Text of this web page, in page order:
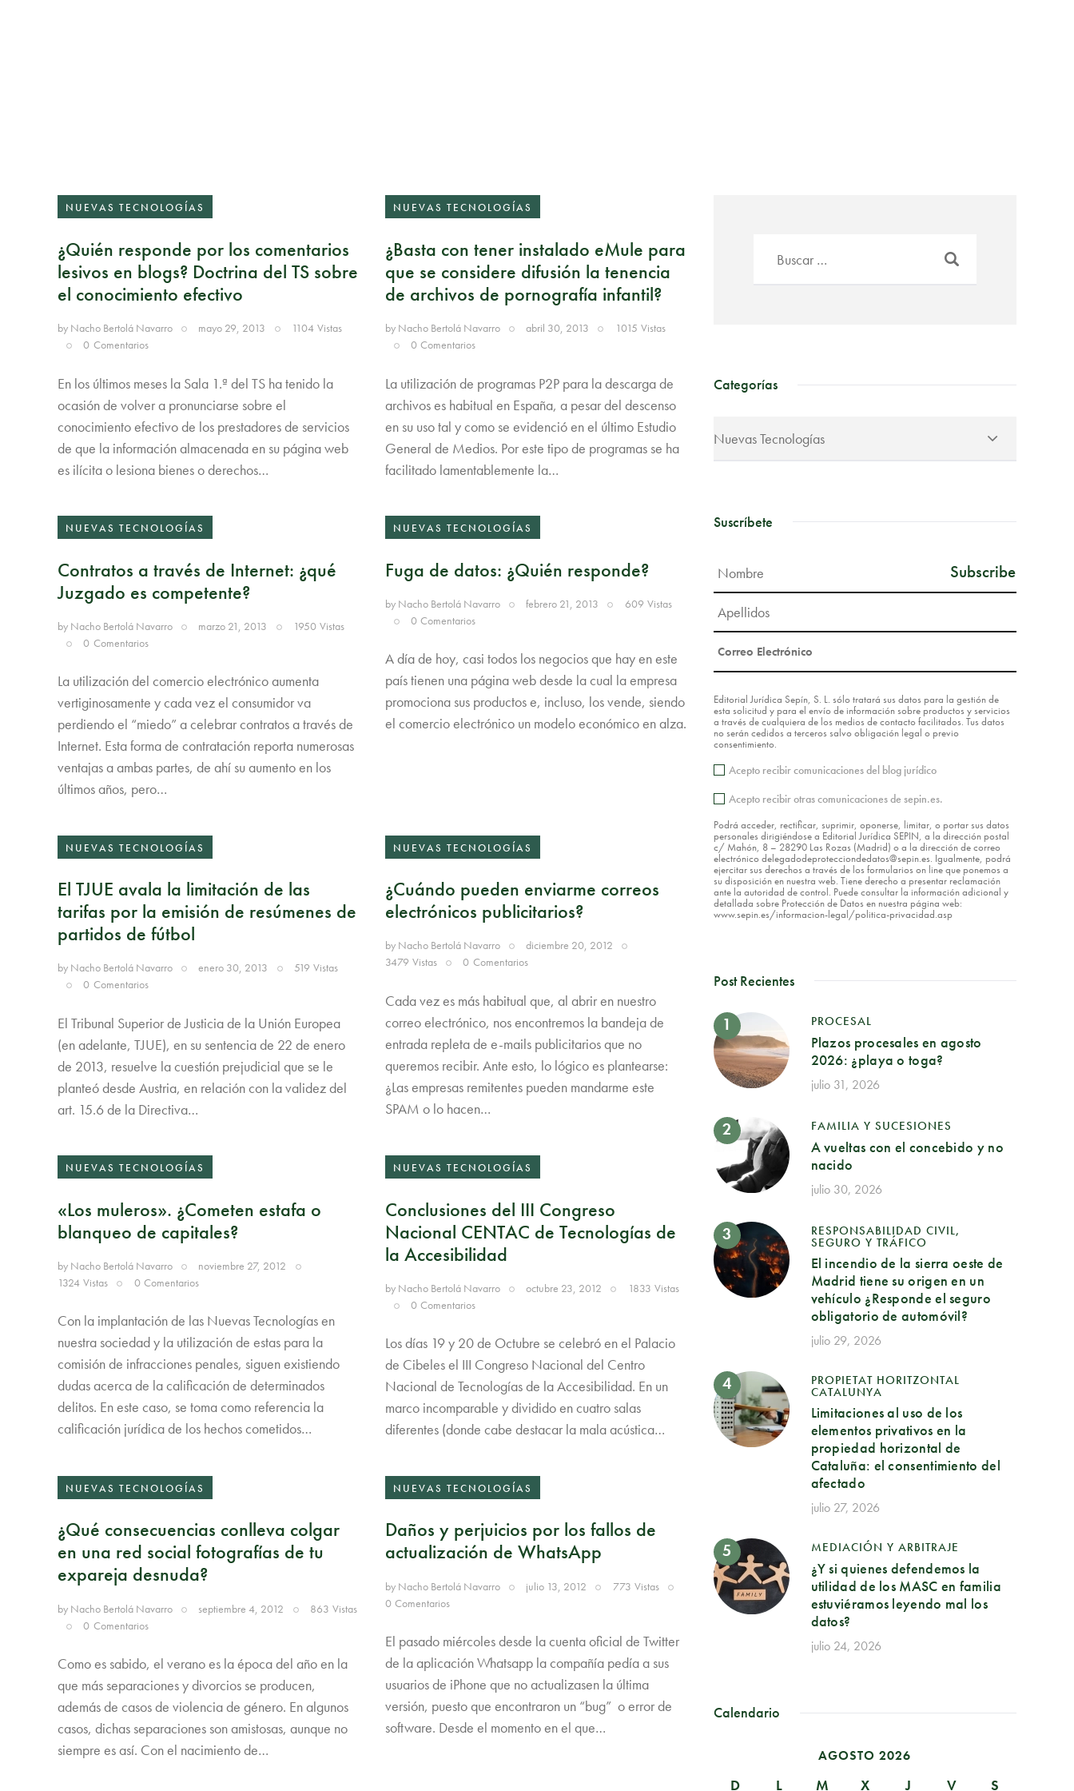
NUEVAS TECNOLOGÍAS
¿Quién responde por los comentarios
lesivos en blogs? Doctrina del TS sobre
el conocimiento efectivo
by Nacho Bertolá Navarro mayo 29, 2013 1104 Vistas
0 Comentarios
En los últimos meses la Sala 1.ª del TS ha tenido la
ocasión de volver a pronunciarse sobre el
conocimiento efectivo de los prestadores de servicios
de que la información almacenada en su página web
es ilícita o lesiona bienes o derechos…
NUEVAS TECNOLOGÍAS
¿Basta con tener instalado eMule para
que se considere difusión la tenencia
de archivos de pornografía infantil?
by Nacho Bertolá Navarro abril 30, 2013 1015 Vistas
0 Comentarios
La utilización de programas P2P para la descarga de
archivos es habitual en España, a pesar del descenso
en su uso tal y como se evidenció en el último Estudio
General de Medios. Por este tipo de programas se ha
facilitado lamentablemente la…
NUEVAS TECNOLOGÍAS
Contratos a través de Internet: ¿qué
Juzgado es competente?
by Nacho Bertolá Navarro marzo 21, 2013 1950 Vistas
0 Comentarios
La utilización del comercio electrónico aumenta
vertiginosamente y cada vez el consumidor va
perdiendo el “miedo” a celebrar contratos a través de
Internet. Esta forma de contratación reporta numerosas
ventajas a ambas partes, de ahí su aumento en los
últimos años, pero…
NUEVAS TECNOLOGÍAS
Fuga de datos: ¿Quién responde?
by Nacho Bertolá Navarro febrero 21, 2013 609 Vistas
0 Comentarios
A día de hoy, casi todos los negocios que hay en este
país tienen una página web desde la cual la empresa
promociona sus productos e, incluso, los vende, siendo
el comercio electrónico un modelo económico en alza.
NUEVAS TECNOLOGÍAS
El TJUE avala la limitación de las
tarifas por la emisión de resúmenes de
partidos de fútbol
by Nacho Bertolá Navarro enero 30, 2013 519 Vistas
0 Comentarios
El Tribunal Superior de Justicia de la Unión Europea
(en adelante, TJUE), en su sentencia de 22 de enero
de 2013, resuelve la cuestión prejudicial que se le
planteó desde Austria, en relación con la validez del
art. 15.6 de la Directiva…
NUEVAS TECNOLOGÍAS
¿Cuándo pueden enviarme correos
electrónicos publicitarios?
by Nacho Bertolá Navarro
diciembre 20, 2012
3479 Vistas 0 Comentarios
Cada vez es más habitual que, al abrir en nuestro
correo electrónico, nos encontremos la bandeja de
entrada repleta de e-mails publicitarios que no
queremos recibir. Ante esto, lo lógico es plantearse:
¿Las empresas remitentes pueden mandarme este
SPAM o lo hacen…
NUEVAS TECNOLOGÍAS
«Los muleros». ¿Cometen estafa o
blanqueo de capitales?
by Nacho Bertolá Navarro
noviembre 27, 2012
1324 Vistas 0 Comentarios
Con la implantación de las Nuevas Tecnologías en
nuestra sociedad y la utilización de estas para la
comisión de infracciones penales, siguen existiendo
dudas acerca de la calificación de determinados
delitos. En este caso, se toma como referencia la
calificación jurídica de los hechos cometidos…
NUEVAS TECNOLOGÍAS
Conclusiones del III Congreso
Nacional CENTAC de Tecnologías de
la Accesibilidad
by Nacho Bertolá Navarro octubre 23, 2012 1833 Vistas
0 Comentarios
Los días 19 y 20 de Octubre se celebró en el Palacio
de Cibeles el III Congreso Nacional del Centro
Nacional de Tecnologías de la Accesibilidad. En un
marco incomparable y dividido en cuatro salas
diferentes (donde cabe destacar la mala acústica…
NUEVAS TECNOLOGÍAS
¿Qué consecuencias conlleva colgar
en una red social fotografías de tu
expareja desnuda?
by Nacho Bertolá Navarro septiembre 4, 2012 863 Vistas
0 Comentarios
Como es sabido, el verano es la época del año en la
que más separaciones y divorcios se producen,
además de casos de violencia de género. En algunos
casos, dichas separaciones son amistosas, aunque no
siempre es así. Con el nacimiento de…
NUEVAS TECNOLOGÍAS
Daños y perjuicios por los fallos de
actualización de WhatsApp
by Nacho Bertolá Navarro julio 13, 2012 773 Vistas
0 Comentarios
El pasado miércoles desde la cuenta oficial de Twitter
de la aplicación Whatsapp la compañía pedía a sus
usuarios de iPhone que no actualizasen la última
versión, puesto que encontraron un “bug” o error de
software. Desde el momento en el que…
Categorías
Suscríbete
Editorial Jurídica Sepín, S. L. sólo tratará sus datos para la gestión de
esta solicitud y para el envío de información sobre productos y servicios
a través de cualquiera de los medios de contacto facilitados. Tus datos
no serán cedidos a terceros salvo obligación legal o previo
consentimiento.
Acepto recibir comunicaciones del blog jurídico
Acepto recibir otras comunicaciones de sepin.es.
Podrá acceder, rectificar, suprimir, oponerse, limitar, o portar sus datos
personales dirigiéndose a Editorial Jurídica SEPIN, a la dirección postal
c/ Mahón, 8 – 28290 Las Rozas (Madrid) o a la dirección de correo
electrónico delegadodeprotecciondedatos@sepin.es. Igualmente, podrá
ejercitar sus derechos a través de los formularios on line que ponemos a
su disposición en nuestra web. Tiene derecho a presentar reclamación
ante la autoridad de control. Puede consultar la información adicional y
detallada sobre Protección de Datos en nuestra página web:
www.sepin.es/informacion-legal/politica-privacidad.asp
Post Recientes
PROCESAL
Plazos procesales en agosto
2026: ¿playa o toga?
julio 31, 2026
FAMILIA Y SUCESIONES
A vueltas con el concebido y no
nacido
julio 30, 2026
RESPONSABILIDAD CIVIL,
SEGURO Y TRÁFICO
El incendio de la sierra oeste de
Madrid tiene su origen en un
vehículo ¿Responde el seguro
obligatorio de automóvil?
julio 29, 2026
PROPIETAT HORITZONTAL
CATALUNYA
Limitaciones al uso de los
elementos privativos en la
propiedad horizontal de
Cataluña: el consentimiento del
afectado
julio 27, 2026
MEDIACIÓN Y ARBITRAJE
¿Y si quienes defendemos la
utilidad de los MASC en familia
estuviéramos leyendo mal los
datos?
julio 24, 2026
Calendario
AGOSTO 2026
D L M X J V S